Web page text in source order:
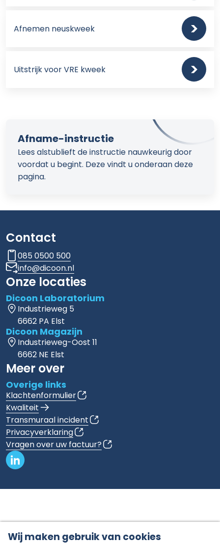
Afnemen neuskweek
Uitstrijk voor VRE kweek
Afname-instructie
Lees alstublieft de instructie nauwkeurig door
voordat u begint. Deze vindt u onderaan deze
pagina.
Contact
085 0500 500
info@dicoon.nl
Onze locaties
Dicoon Laboratorium
Industrieweg 5
6662 PA Elst
Dicoon Magazijn
Industrieweg-Oost 11
6662 NE Elst
Meer over
Overige links
Klachtenformulier
Kwaliteit
Transmuraal incident
Privacyverklaring
Vragen over uw factuur?
Wij maken gebruik van cookies